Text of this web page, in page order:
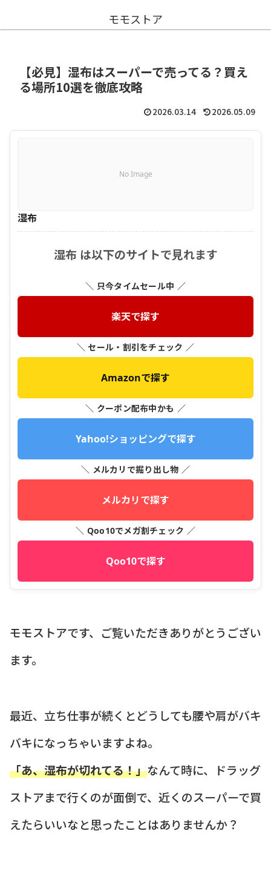
モモストア
【必見】湿布はスーパーで売ってる？買え
る場所10選を徹底攻略
2026.03.14 2026.05.09
No Image
湿布
湿布 は以下のサイトで見れます
＼ 只今タイムセール中 ／
楽天で探す
＼ セール・割引をチェック ／
Amazonで探す
＼ クーポン配布中かも ／
Yahoo!ショッピングで探す
＼ メルカリで掘り出し物 ／
メルカリで探す
＼ Qoo10でメガ割チェック ／
Qoo10で探す
モモストアです、ご覧いただきありがとうござい
ます。
最近、立ち仕事が続くとどうしても腰や肩がバキ
バキになっちゃいますよね。
「あ、湿布が切れてる！」なんて時に、ドラッグ
ストアまで行くのが面倒で、近くのスーパーで買
えたらいいなと思ったことはありませんか？